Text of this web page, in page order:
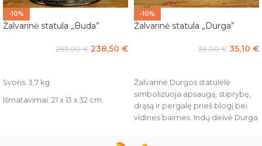
-10%
Žalvarinė statula „Buda”
265,00€ 238,50 €
Svoris: 3,7 kg.
Išmatavimai: 21 x 13 x 32 cm.
-10%
Žalvarinė statula „Durga”
39,00€ 35,10 €
Žalvarinė Durgos statulėlė
simbolizuoja apsaugą, stiprybę,
drąsą ir pergalę prieš blogį bei
vidines baimes. Indų deivė Durga
galios (šakti) įsikūnijimu,